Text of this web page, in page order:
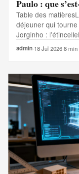
Paulo : que
Table des
déjeuner qui
Jorginho :
admin·18 Jul 2026·8 min